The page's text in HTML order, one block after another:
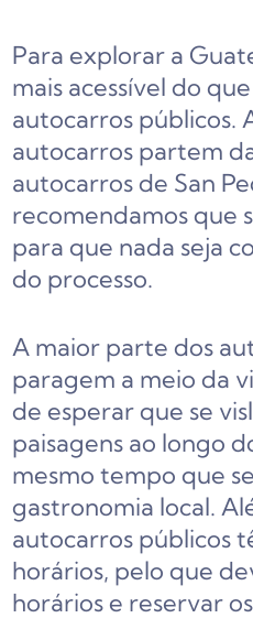
Para explorar a
mais acessível do
autocarros públicos.
autocarros partem
autocarros de San
recomendamos que
para que nada seja
do processo.
A maior parte dos
paragem a meio da
de esperar que se
paisagens ao longo
mesmo tempo que
gastronomia local.
autocarros públicos
horários, pelo que
horários e reservar